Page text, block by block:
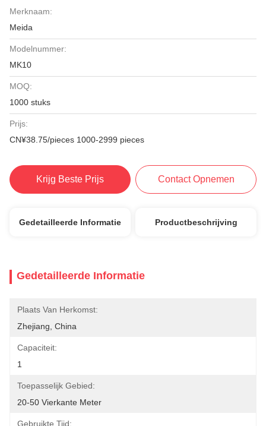
Merknaam:
Meida
Modelnummer:
MK10
MOQ:
1000 stuks
Prijs:
CN¥38.75/pieces 1000-2999 pieces
Krijg Beste Prijs Contact Opnemen
Gedetailleerde Informatie Productbeschrijving
Gedetailleerde Informatie
Plaats Van Herkomst:
Zhejiang, China
Capaciteit:
1
Toepasselijk Gebied:
20-50 Vierkante Meter
Gebruikte Tijd: